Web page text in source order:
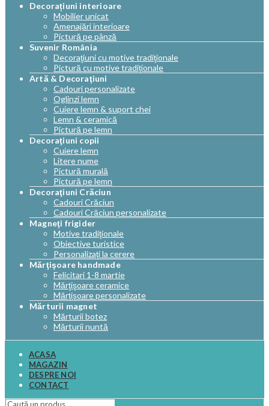
Decorațiuni interioare
Mobilier unicat
Amenajări interioare
Pictură pe pânză
Suvenir România
Decoraţiuni cu motive tradiţionale
Pictură cu motive tradiţionale
Artă & Decoraţiuni
Cadouri personalizate
Oglinzi lemn
Cuiere lemn & suport chei
Lemn & ceramică
Pictură pe lemn
Decoraţiuni copii
Cuiere lemn
Litere nume
Pictură murală
Pictură pe lemn
Decoraţiuni Crăciun
Cadouri Crăciun
Cadouri Crăciun personalizate
Magneţi frigider
Motive tradiţionale
Obiective turistice
Personalizaţi la cerere
Mărţişoare handmade
Felicitari 1-8 martie
Mărţişoare ceramice
Mărţişoare personalizate
Mărturii magnet
Mărturii botez
Mărturii nuntă
ACASA
MAGAZIN
DESPRE NOI
CONTACT